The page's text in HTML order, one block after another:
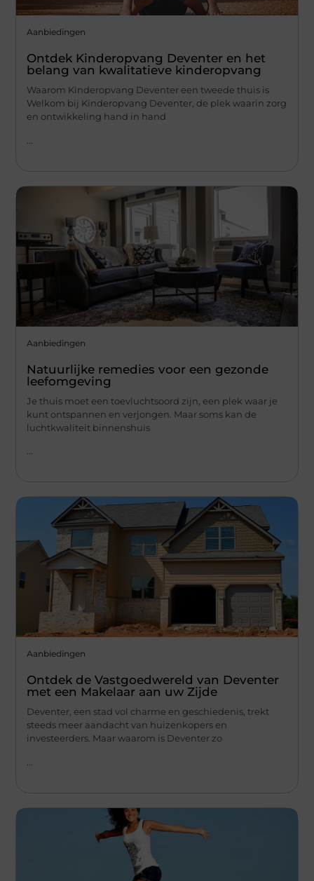
Aanbiedingen
Ontdek Kinderopvang Deventer en het
belang van kwalitatieve kinderopvang
Waarom Kinderopvang Deventer een tweede thuis is
Welkom bij Kinderopvang Deventer, de plek waarin zorg
en ontwikkeling hand in hand
Aanbiedingen
Natuurlijke remedies voor een gezonde
leefomgeving
Je thuis moet een toevluchtsoord zijn, een plek waar je
kunt ontspannen en verjongen. Maar soms kan de
luchtkwaliteit binnenshuis
...
Aanbiedingen
Ontdek de Vastgoedwereld van Deventer
met een Makelaar aan uw Zijde
Deventer, een stad vol charme en geschiedenis, trekt
steeds meer aandacht van huizenkopers en
investeerders. Maar waarom is Deventer zo